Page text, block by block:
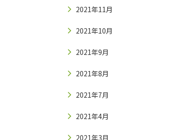
2021年11月
2021年10月
2021年9月
2021年8月
2021年7月
2021年4月
2021年3月